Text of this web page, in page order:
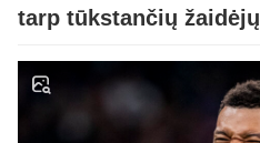
tarp tūkstančių žaidėjų